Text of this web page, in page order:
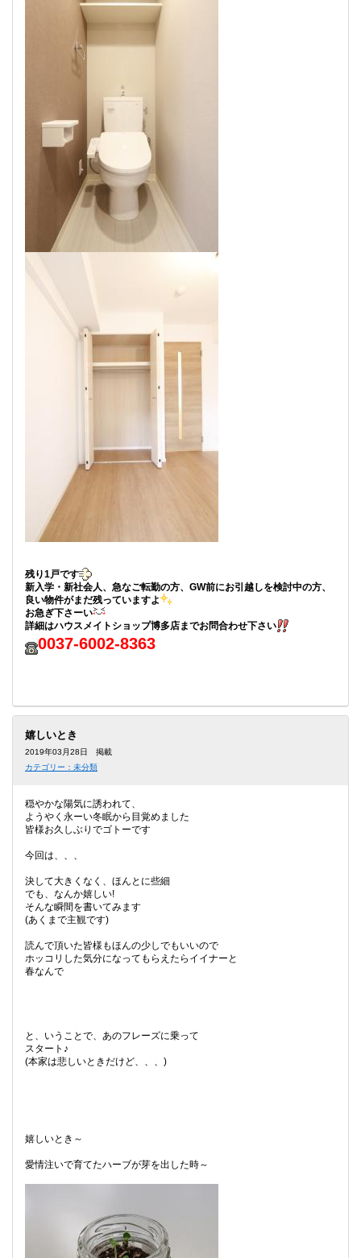
残り1戸です
新入学・新社会人、急なご転勤の方、GW前にお引越しを検討中の方、
良い物件がまだ残っていますよ
お急ぎ下さーい
詳細はハウスメイトショップ博多店までお問合わせ下さい
0037-6002-8363
嬉しいとき
2019年03月28日 掲載
カテゴリー：未分類
穏やかな陽気に誘われて、
ようやく永ーい冬眠から目覚めました
皆様お久しぶりでゴトーです
今回は、、、
決して大きくなく、ほんとに些細
でも、なんか嬉しい!
そんな瞬間を書いてみます
(あくまで主観です)
読んで頂いた皆様もほんの少しでもいいので
ホッコリした気分になってもらえたらイイナーと
春なんで
と、いうことで、あのフレーズに乗って
スタート♪
(本家は悲しいときだけど、、、)
嬉しいとき～
愛情注いで育てたハーブが芽を出した時～